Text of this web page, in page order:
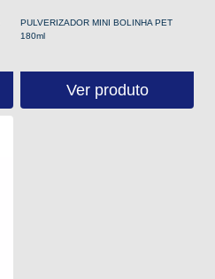
PULVERIZADOR MINI BOLINHA PET
180ml
Ver produto